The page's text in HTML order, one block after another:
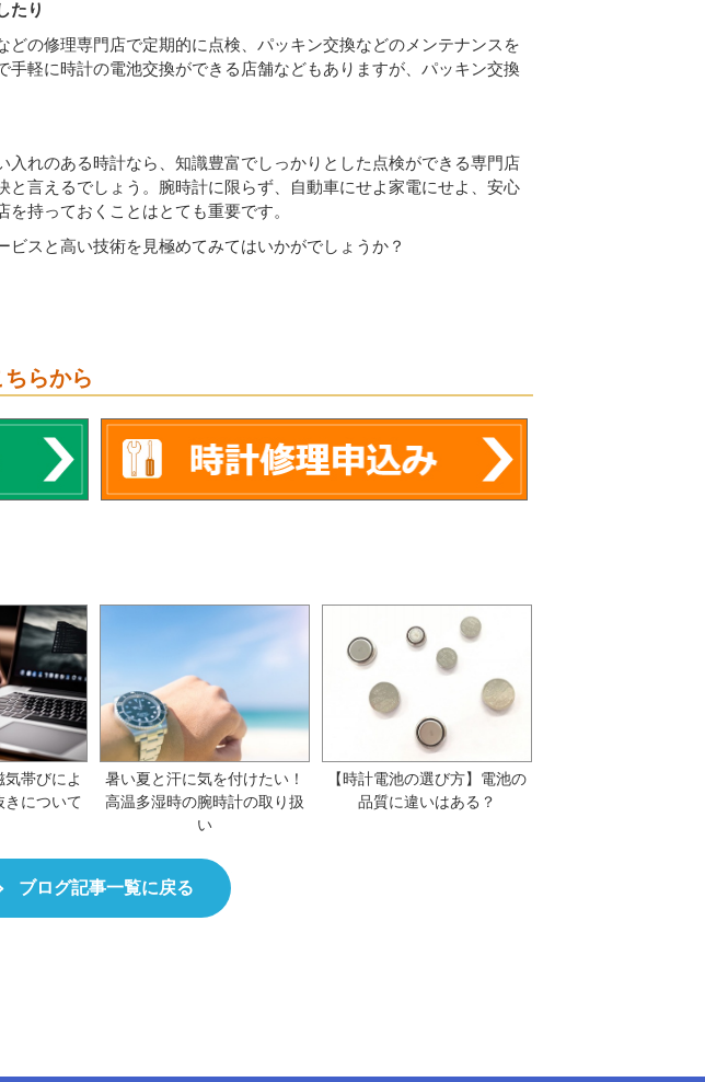
たり
の修理専門店で定期的に点検、パッキン交換などのメンテナンスを
軽に時計の電池交換ができる店舗などもありますが、パッキン交換
れのある時計なら、知識豊富でしっかりとした点検ができる専門店
と言えるでしょう。腕時計に限らず、自動車にせよ家電にせよ、安心
持っておくことはとても重要です。
スと高い技術を見極めてみてはいかがでしょうか？
らから
帯びによ
きについて
暑い夏と汗に気を付けたい！
高温多湿時の腕時計の取り扱
い
【時計電池の選び方】電池の
品質に違いはある？
ブログ記事一覧に戻る